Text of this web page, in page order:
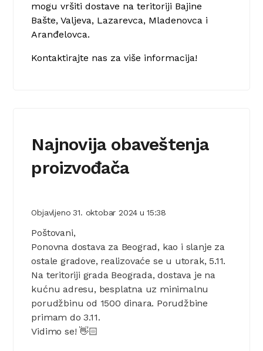
mogu vršiti dostave na teritoriji Bajine
Bašte, Valjeva, Lazarevca, Mladenovca i
Aranđelovca.
Kontaktirajte nas za više informacija!
Najnovija obaveštenja
proizvođača
Objavljeno 31. oktobar 2024 u 15:38
Poštovani,
Ponovna dostava za Beograd, kao i slanje za
ostale gradove, realizovaće se u utorak, 5.11.
Na teritoriji grada Beograda, dostava je na
kućnu adresu, besplatna uz minimalnu
porudžbinu od 1500 dinara. Porudžbine
primam do 3.11.
Vidimo se! 👋🏻